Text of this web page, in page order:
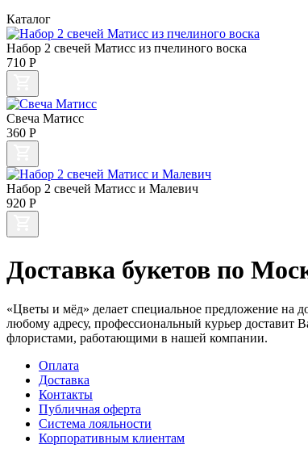
Каталог
Набор 2 свечей Матисс из пчелиного воска
710 Р
Свеча Матисс
360 Р
Набор 2 свечей Матисс и Малевич
920 Р
Доставка букетов по
«Цветы и мёд» делает специальное предложение на
любому адресу, профессиональный курьер доставит
флористами, работающими в нашей компании.
Оплата
Доставка
Контакты
Публичная оферта
Система лояльности
Корпоративным клиентам